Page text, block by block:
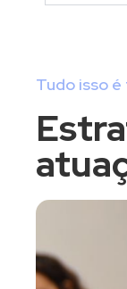
Tudo isso